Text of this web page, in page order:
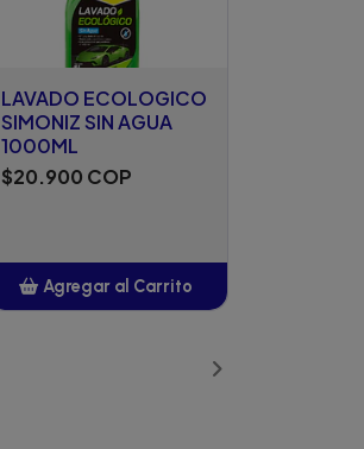
LAVADO ECOLOGICO
SIMONIZ SIN AGUA
1000ML
$20.900 COP
Agregar al Carrito